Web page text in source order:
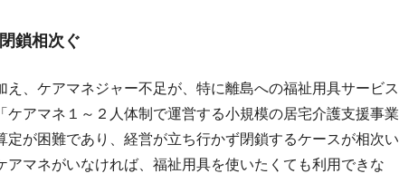
鎖相次ぐ
、ケアマネジャー不足が、特に離島への福祉用具サービス
ケアマネ１～２人体制で運営する小規模の居宅介護支援事業
定が困難であり、経営が立ち行かず閉鎖するケースが相次い
アマネがいなければ、福祉用具を使いたくても利用できな